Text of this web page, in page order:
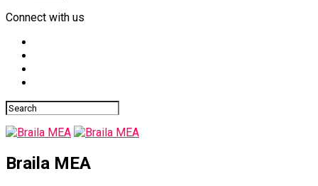
Connect with us
Braila MEA